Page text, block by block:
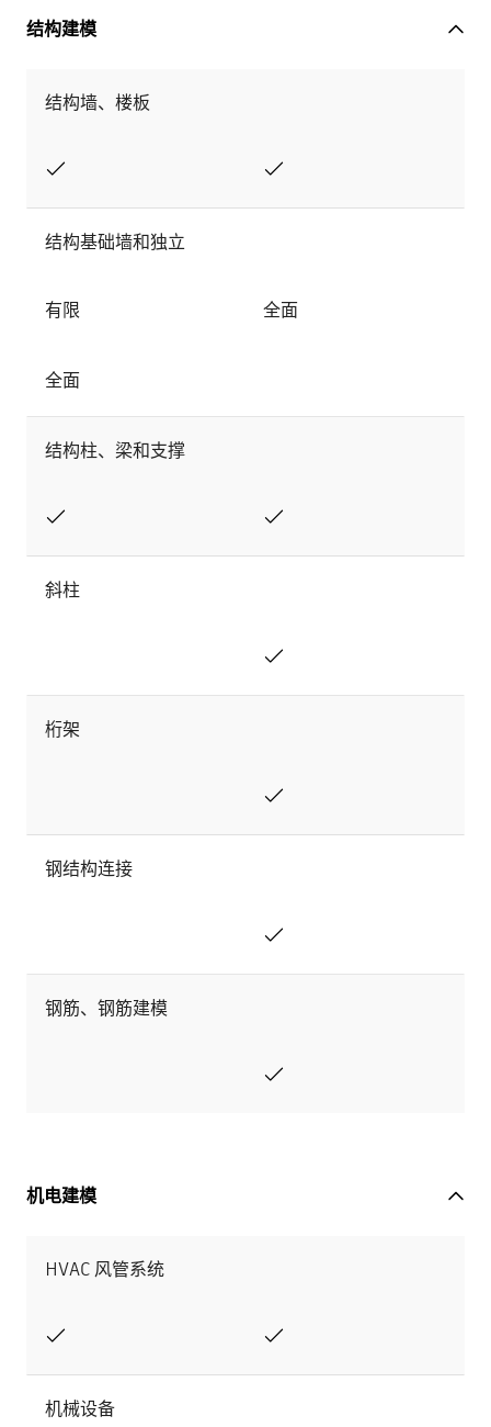
结构建模
结构墙、楼板
结构基础墙和独立
有限 全面
全面
结构柱、梁和支撑
斜柱
桁架
钢结构连接
钢筋、钢筋建模
机电建模
HVAC 风管系统
机械设备